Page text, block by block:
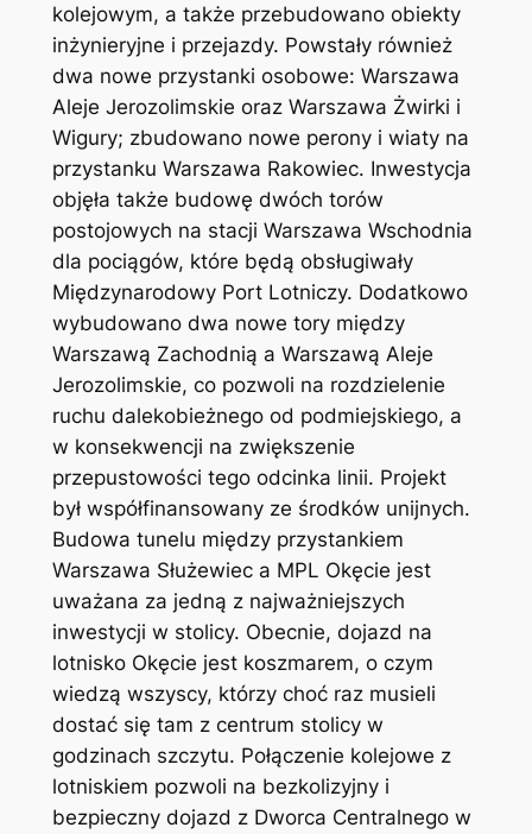
kolejowym, a także przebudowano obiekty
inżynieryjne i przejazdy. Powstały również
dwa nowe przystanki osobowe: Warszawa
Aleje Jerozolimskie oraz Warszawa Żwirki i
Wigury; zbudowano nowe perony i wiaty na
przystanku Warszawa Rakowiec. Inwestycja
objęła także budowę dwóch torów
postojowych na stacji Warszawa Wschodnia
dla pociągów, które będą obsługiwały
Międzynarodowy Port Lotniczy. Dodatkowo
wybudowano dwa nowe tory między
Warszawą Zachodnią a Warszawą Aleje
Jerozolimskie, co pozwoli na rozdzielenie
ruchu dalekobieżnego od podmiejskiego, a
w konsekwencji na zwiększenie
przepustowości tego odcinka linii. Projekt
był współfinansowany ze środków unijnych.
Budowa tunelu między przystankiem
Warszawa Służewiec a MPL Okęcie jest
uważana za jedną z najważniejszych
inwestycji w stolicy. Obecnie, dojazd na
lotnisko Okęcie jest koszmarem, o czym
wiedzą wszyscy, którzy choć raz musieli
dostać się tam z centrum stolicy w
godzinach szczytu. Połączenie kolejowe z
lotniskiem pozwoli na bezkolizyjny i
bezpieczny dojazd z Dworca Centralnego w